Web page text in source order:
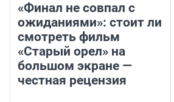
«Финал не совпал с
ожиданиями»: стоит ли
смотреть фильм
«Старый орел» на
большом экране —
честная рецензия